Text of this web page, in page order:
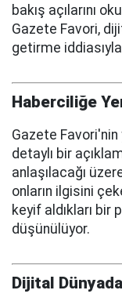
bakış açılarını
Gazete Favori,
getirme iddiasıyla
Haberciliğe
Gazete Favori'nin
detaylı bir
anlaşılacağı
onların ilgisini
keyif aldıkları bir
düşünülüyor.
Dijital